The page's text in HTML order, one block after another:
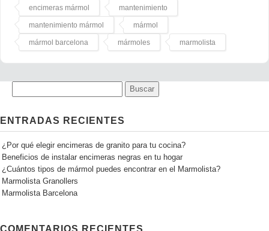
encimeras mármol mantenimiento
mantenimiento mármol mármol
mármol barcelona mármoles marmolista
ENTRADAS RECIENTES
¿Por qué elegir encimeras de granito para tu cocina?
Beneficios de instalar encimeras negras en tu hogar
¿Cuántos tipos de mármol puedes encontrar en el Marmolista?
Marmolista Granollers
Marmolista Barcelona
COMENTARIOS RECIENTES